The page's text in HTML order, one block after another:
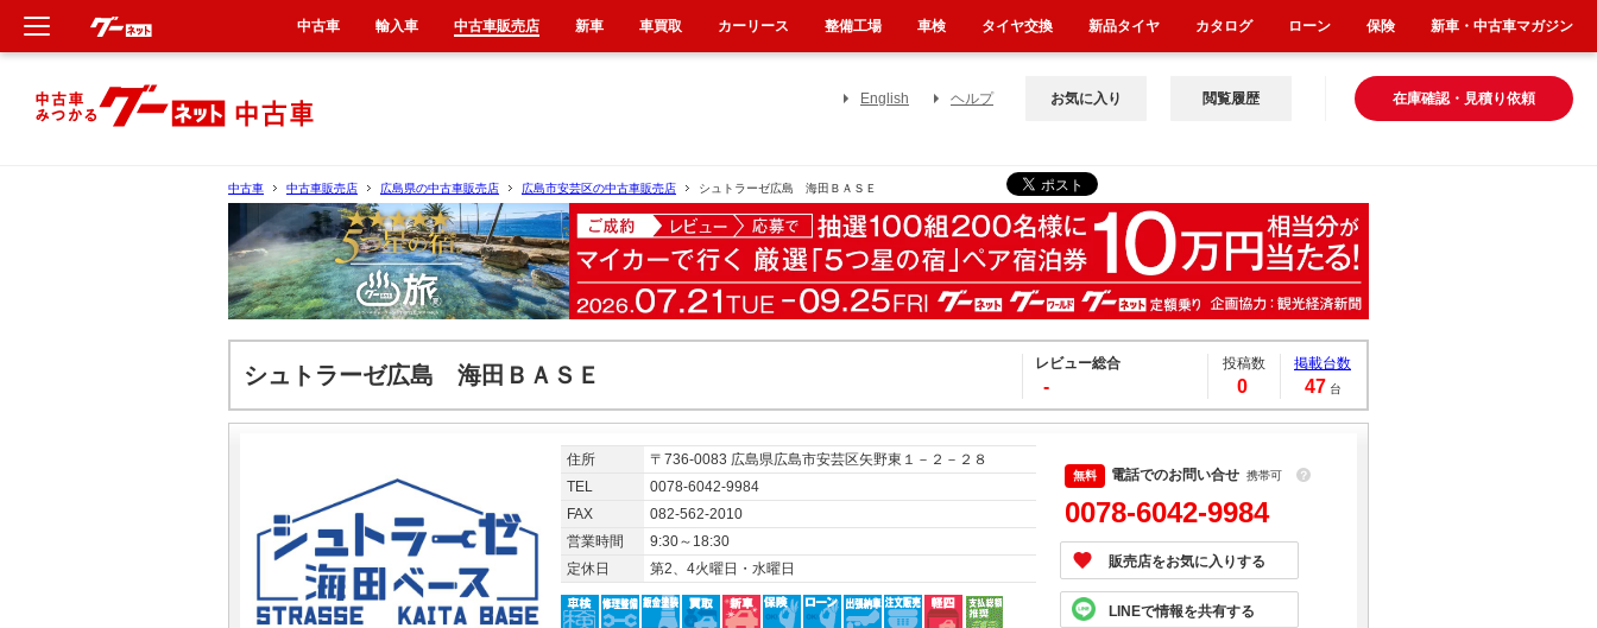
English ヘルプ 在庫確認・見積り依頼
お気に入り 閲覧履歴
中古車 中古車販売店 広島県の中古車販売店 広島市安芸区の中古車販売店 シュトラーゼ広島 海田ＢＡＳＥ
シュトラーゼ広島 海田ＢＡＳＥ レビュー総合
-
投稿数
0
掲載台数
47 台
住所
〒736-0083 広島県広島市安芸区矢野東１－２－２８
TEL
0078-6042-9984
FAX
082-562-2010
営業時間
9:30～18:30
定休日
第2、4火曜日・水曜日
電話でのお問い合せ 携帯可 ？
0078-6042-9984
販売店をお気に入りする
LINEで情報を共有する
中古車 輸入車 中古車販売店 新車 車買取 カーリース 整備工場 車検 タイヤ交換 新品タイヤ カタログ ローン 保険 新車・中古車マガジン
新車